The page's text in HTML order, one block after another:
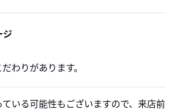
ジ
わりがあります。